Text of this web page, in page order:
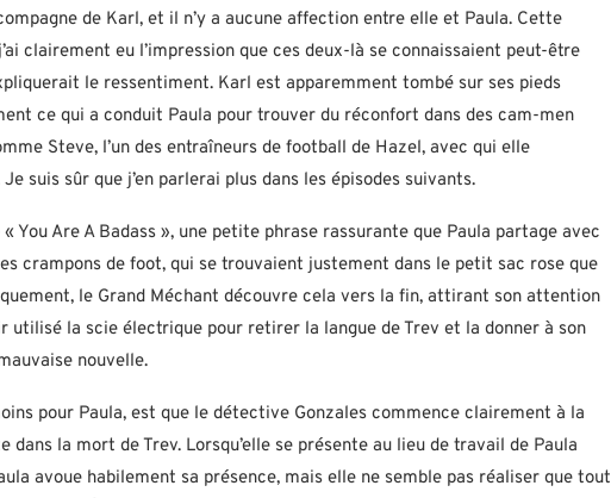
de Karl, et il n’y a aucune affection entre elle et Paula. Cette
clairement eu l’impression que ces deux-là se connaissaient peut-être
le ressentiment. Karl est apparemment tombé sur ses pieds
ce qui a conduit Paula pour trouver du réconfort dans des cam-men
Steve, l’un des entraîneurs de football de Hazel, avec qui elle
suis sûr que j’en parlerai plus dans les épisodes suivants.
You Are A Badass », une petite phrase rassurante que Paula partage avec
crampons de foot, qui se trouvaient justement dans le petit sac rose que
le Grand Méchant découvre cela vers la fin, attirant son attention
utilisé la scie électrique pour retirer la langue de Trev et la donner à son
nouvelle.
pour Paula, est que le détective Gonzales commence clairement à la
la mort de Trev. Lorsqu’elle se présente au lieu de travail de Paula
avoue habilement sa présence, mais elle ne semble pas réaliser que tout